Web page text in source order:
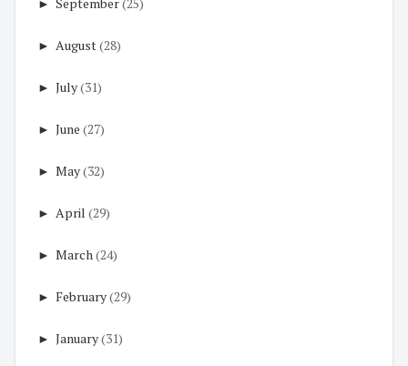
► September(25)
► August(28)
► July(31)
► June (27)
► May(32)
► April (29)
► March(24)
► February(29)
► January(31)